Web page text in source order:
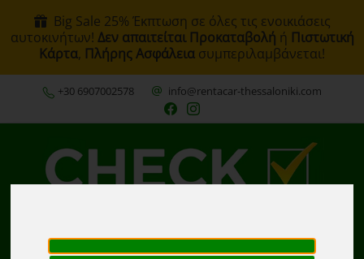
Big Sale 25% Έκπτωση σε όλες τις ενοικιάσεις
αυτοκινήτων! Δεν απαιτείται Προκαταβολή ή Πιστωτική
Κάρτα, Πλήρης Ασφάλεια συμπεριλαμβάνεται!
+30 6907002578 info@rentacar-thessaloniki.com
MENU